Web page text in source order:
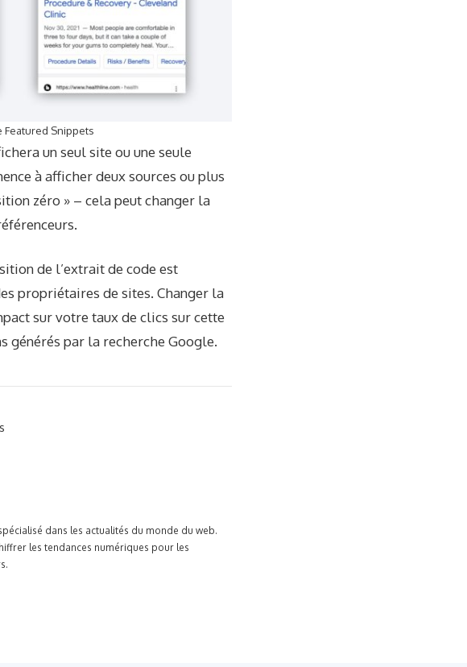
Snippets
un seul site ou une seule
à afficher deux sources ou plus
zéro » – cela peut changer la
de l’extrait de code est
propriétaires de sites. Changer la
sur votre taux de clics sur cette
générés par la recherche Google.
dans les actualités du monde du web.
les tendances numériques pour les